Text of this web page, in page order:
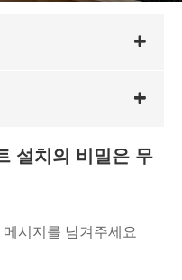
설치의 비밀은 무
메시지를 남겨주세요